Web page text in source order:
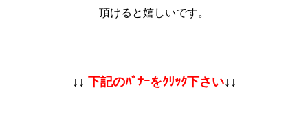
頂けると嬉しいです。
↓↓ 下記のﾊﾞﾅｰをｸﾘｯｸ下さい↓↓